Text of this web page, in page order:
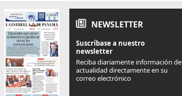
NEWSLETTER
Suscríbase a nuestro
newsletter
Reciba diariamente información de
actualidad directamente en su
correo electrónico